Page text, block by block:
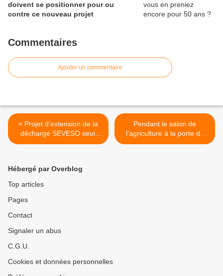
doivent se positionner pour ou
contre ce nouveau projet
Commentaires
Ajouter un commentaire
< Projet d’extension de la
décharge SEVESO seuil
haut de Villeparisis sur Le
une réunion publique, c’est
elle qui choisit !
Pendant le salon de
l'agriculture à la porte de
Versailles, la Confédération
Hébergé par Overblog
Top articles
Pages
Contact
Signaler un abus
C.G.U.
Cookies et données personnelles